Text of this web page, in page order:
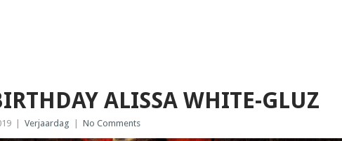
ALISSA WHITE-GLUZ
Verjaardag No Comments